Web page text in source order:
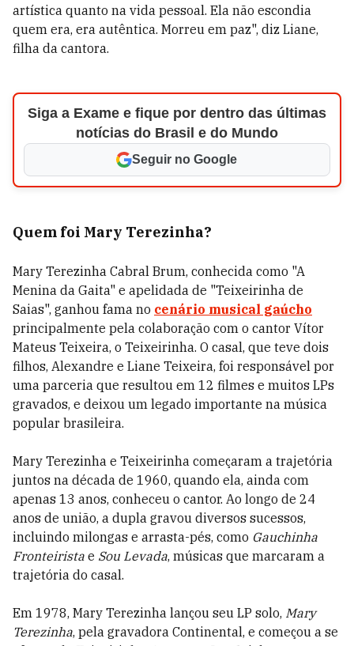
artística quanto na vida pessoal. Ela não escondia
quem era, era autêntica. Morreu em paz", diz Liane,
filha da cantora.
Siga a Exame e fique por dentro das últimas
notícias do Brasil e do Mundo
Seguir no Google
Quem foi Mary Terezinha?
Mary Terezinha Cabral Brum, conhecida como "A
Menina da Gaita" e apelidada de "Teixeirinha de
Saias", ganhou fama no cenário musical gaúcho
principalmente pela colaboração com o cantor Vítor
Mateus Teixeira, o Teixeirinha. O casal, que teve dois
filhos, Alexandre e Liane Teixeira, foi responsável por
uma parceria que resultou em 12 filmes e muitos LPs
gravados, e deixou um legado importante na música
popular brasileira.
Mary Terezinha e Teixeirinha começaram a trajetória
juntos na década de 1960, quando ela, ainda com
apenas 13 anos, conheceu o cantor. Ao longo de 24
anos de união, a dupla gravou diversos sucessos,
incluindo milongas e arrasta-pés, como Gauchinha
Fronteirista e Sou Levada, músicas que marcaram a
trajetória do casal.
Em 1978, Mary Terezinha lançou seu LP solo, Mary
Terezinha, pela gravadora Continental, e começou a se